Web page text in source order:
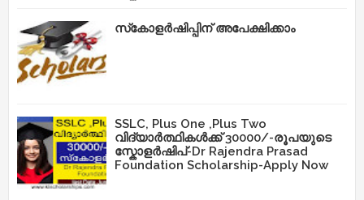
സ്‌കോളർഷിപ്പിന് അപേക്ഷിക്കാം
SSLC, Plus One ,Plus Two
വിദ്യാർത്ഥികൾക്ക് 30000/-രൂപയുടെ
സ്കോളർഷിപ്-Dr Rajendra Prasad
Foundation Scholarship-Apply Now